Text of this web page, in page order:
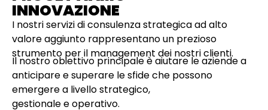
INNOVAZIONE
I nostri servizi di consulenza strategica ad alto
valore aggiunto rappresentano un prezioso
strumento per il management dei nostri clienti.
Il nostro obiettivo principale è aiutare le aziende a
anticipare e superare le sfide che possono
emergere a livello strategico,
gestionale e operativo.